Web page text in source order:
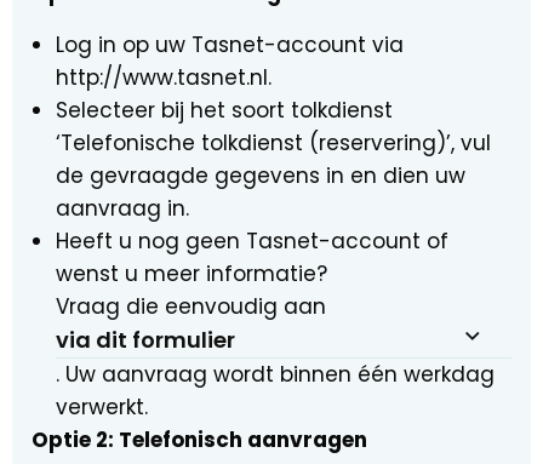
Log in op uw Tasnet-account via
http://www.tasnet.nl.
Selecteer bij het soort tolkdienst
‘Telefonische tolkdienst (reservering)’, vul
de gevraagde gegevens in en dien uw
aanvraag in.
Heeft u nog geen Tasnet-account of
wenst u meer informatie?
Vraag die eenvoudig aan
via dit formulier
. Uw aanvraag wordt binnen één werkdag
verwerkt.
Optie 2: Telefonisch aanvragen